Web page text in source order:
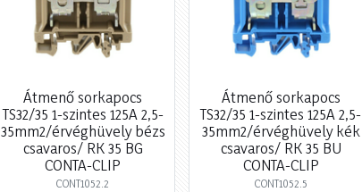
Átmenő sorkapocs
TS32/35 1-szintes 125A 2,5-
35mm2/érvéghüvely bézs
csavaros/ RK 35 BG
CONTA-CLIP
CONT1052.2
Átmenő sorkapocs
TS32/35 1-szintes 125A 2,5-
35mm2/érvéghüvely kék
csavaros/ RK 35 BU
CONTA-CLIP
CONT1052.5